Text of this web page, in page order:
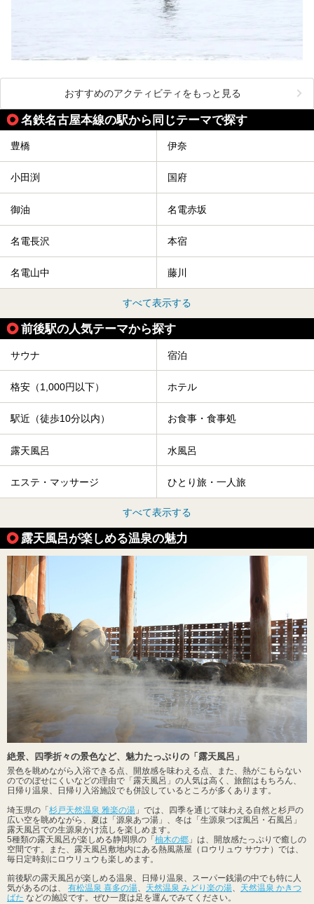
おすすめのアクティビティをもっと見る
名鉄名古屋本線の駅から同じテーマで探す
豊橋 伊奈
小田渕 国府
御油 名電赤坂
名電長沢 本宿
名電山中 藤川
すべて表示する
前後駅の人気テーマから探す
サウナ 宿泊
格安（1,000円以下） ホテル
駅近（徒歩10分以内） お食事・食事処
露天風呂 水風呂
エステ・マッサージ ひとり旅・一人旅
すべて表示する
露天風呂が楽しめる温泉の魅力
絶景、四季折々の景色など、魅力たっぷりの「露天風呂」
景色を眺めながら入浴できる点、開放感を味わえる点、また、熱がこもらない
のでのぼせにくいなどの理由で「露天風呂」の人気は高く、旅館はもちろん、
日帰り温泉、日帰り入浴施設でも併設しているところが多くあります。
埼玉県の「 杉戸天然温泉 雅楽の湯 」では、四季を通じて味わえる自然と杉戸の
広い空を眺めながら、夏は「源泉あつ湯」、冬は「生源泉つぼ風呂・石風呂」
露天風呂での生源泉かけ流しを楽しめます。
5種類の露天風呂が楽しめる静岡県の「 柚木の郷 」は、開放感たっぷりで癒しの
空間です。また、露天風呂敷地内にある熱風蒸屋（ロウリュウ サウナ）では、
毎日定時刻にロウリュウも楽しめます。
前後駅の露天風呂が楽しめる温泉、日帰り温泉、スーパー銭湯の中でも特に人
気があるのは、 有松温泉 喜多の湯、 天然温泉 みどり楽の湯、 天然温泉 かきつ
ばた などの施設です。ぜひ一度は足を運んでみてください。